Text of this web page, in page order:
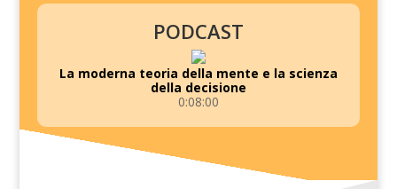
PODCAST
La moderna teoria della mente e la scienza
della decisione
0:08:00